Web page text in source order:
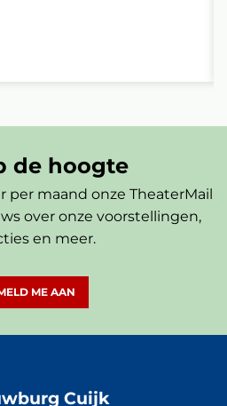
de hoogte
maand onze TheaterMail
over onze voorstellingen,
en meer.
ME AAN
Cuijk